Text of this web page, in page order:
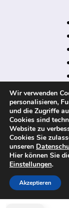
©
Wir verwenden
personalisieren,
und die Zugriffe
Cookies sind
Website zu
Cookies Sie
unseren
Hier können Sie
Einstellungen.
Akzeptieren